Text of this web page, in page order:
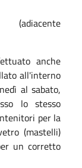
anche
all'interno
al sabato,
lo stesso
per la
(mastelli)
un corretto